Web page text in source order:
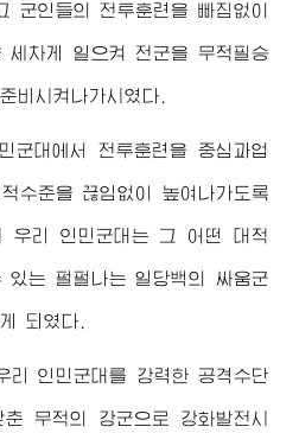
군인들의 전투훈련을 빠짐없이
세차게 일으켜 전군을 무적필승
비시켜나가시였다.
군대에서 전투훈련을 중심과업
수준을 끊임없이 높여나가도록
우리 인민군대는 그 어떤 대적
는 펄펄나는 일당백의 싸움군
되였다.
리 인민군대를 강력한 공격수단
무적의 강군으로 강화발전시